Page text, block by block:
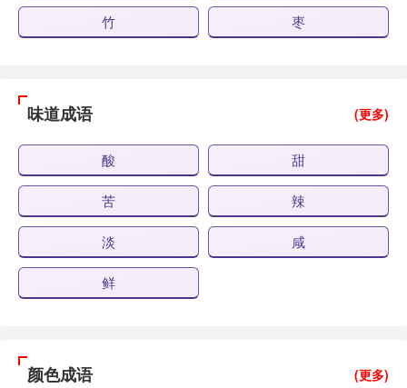
竹 枣
味道成语 (更多)
酸 甜
苦 辣
淡 咸
鲜
颜色成语 (更多)